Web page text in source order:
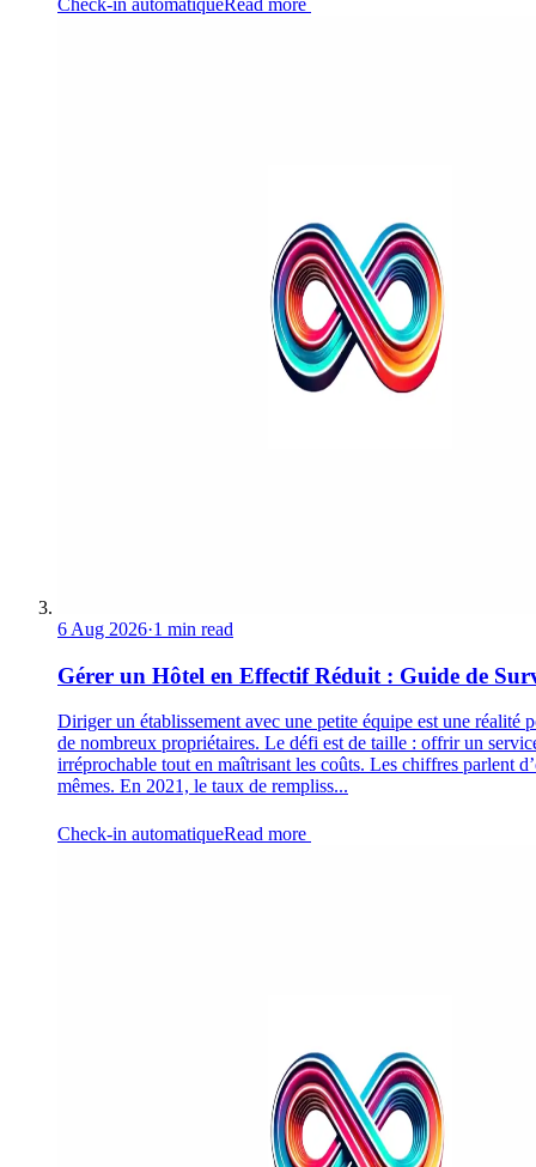
6 Aug 2026·1 min read
Gérer un Hôtel en Effectif Réduit : Guide de
Diriger un établissement avec une petite équipe est une réalité
de nombreux propriétaires. Le défi est de taille : offrir un
irréprochable tout en maîtrisant les coûts. Les chiffres parlent
mêmes. En 2021, le taux de rempliss...
Check-in automatiqueRead more